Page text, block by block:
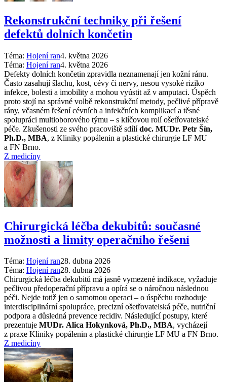
Rekonstrukční techniky při řešení
defektů dolních končetin
Téma: Hojení ran4. května 2026
Téma: Hojení ran4. května 2026
Defekty dolních končetin zpravidla neznamenají jen kožní ránu.
Často zasahují šlachu, kost, cévy či nervy, nesou vysoké riziko
infekce, bolesti a imobility a mohou vyústit až v amputaci. Úspěch
proto stojí na správné volbě rekonstrukční metody, pečlivé přípravě
rány, včasném řešení cévních a infekčních komplikací a těsné
spolupráci multioborového týmu –⁠ s klíčovou rolí ošetřovatelské
péče. Zkušenosti ze svého pracoviště sdílídoc. MUDr. Petr Šín,
Ph.D., MBA, z Kliniky popálenin a plastické chirurgie LF MU
a FN Brno.
Z medicíny
Chirurgická léčba dekubitů: současné
možnosti a limity operačního řešení
Téma: Hojení ran28. dubna 2026
Téma: Hojení ran28. dubna 2026
Chirurgická léčba dekubitů má jasně vymezené indikace, vyžaduje
pečlivou předoperační přípravu a opírá se o náročnou následnou
péči. Nejde totiž jen o samotnou operaci –⁠ o úspěchu rozhoduje
interdisciplinární spolupráce, precizní ošetřovatelská péče, nutriční
podpora a důsledná prevence recidiv. Následující postupy, které
prezentuje MUDr. Alica Hokynková, Ph.D., MBA, vycházejí
z praxe Kliniky popálenin a plastické chirurgie LF MU a FN Brno.
Z medicíny